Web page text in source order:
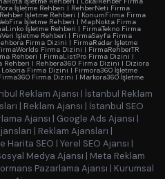
İşletme Rehberi | RehberNeti Firma
İşletme Rehberi | KonumFirma Firma
İşletme Rehberi | MapNokta Firma
İşletme Rehberi | FirmaTekno Firma
İşletme Rehberi | FirmaSayfa Firma
Firma Dizini | FirmaRadar İşletme
Firma Dizini | FirmaRehberTR
Rehberi | FirmaListPro Firma Dizini |
Rehberi | Rehbera360 Firma Dizini | Diziora
Lokoria Firma Dizini | Firmora360 İşletme
Firma Dizini | Markora360 İşletme
Reklam Ajansı | İstanbul Reklam
| Reklam Ajansı | İstanbul SEO
Ajansı | Google Ads Ajansı |
| Reklam Ajansları |
Harita SEO | Yerel SEO Ajansı |
Medya Ajansı | Meta Reklam
Pazarlama Ajansı | Kurumsal